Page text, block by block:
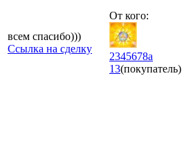
всем спасибо)))
Ссылка на сделку
От кого:
2345678a
13(покупатель)